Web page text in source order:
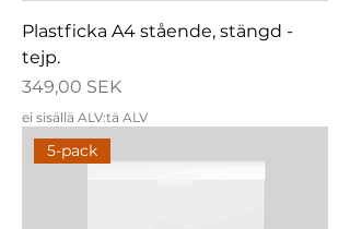
Plastficka A4 stående, stängd -
tejp.
Hinta
349,00 SEK
ei sisällä ALV:tä ALV
5-pack